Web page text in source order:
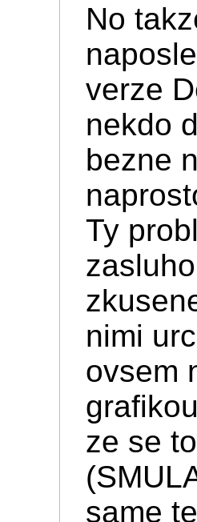
No
verze
nekdo
bezne
Ty
nimi
ovsem
ze se
same